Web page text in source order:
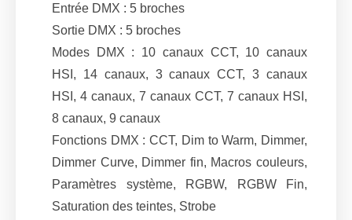
Entrée DMX : 5 broches
Sortie DMX : 5 broches
Modes DMX : 10 canaux CCT, 10 canaux
HSI, 14 canaux, 3 canaux CCT, 3 canaux
HSI, 4 canaux, 7 canaux CCT, 7 canaux HSI,
8 canaux, 9 canaux
Fonctions DMX : CCT, Dim to Warm, Dimmer,
Dimmer Curve, Dimmer fin, Macros couleurs,
Paramètres système, RGBW, RGBW Fin,
Saturation des teintes, Strobe